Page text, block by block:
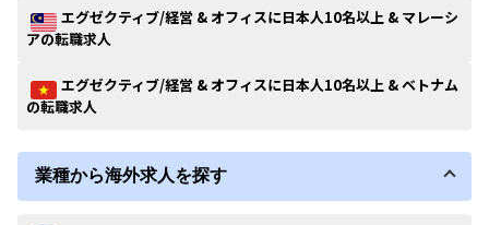
エグゼクティブ/経営 & オフィスに日本人10名以上 & マレーシ
アの転職求人
エグゼクティブ/経営 & オフィスに日本人10名以上 & ベトナム
の転職求人
業種から海外求人を探す